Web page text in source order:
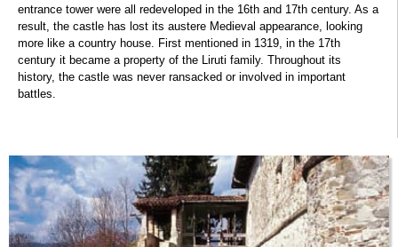
entrance tower were all redeveloped in the 16th and 17th century. As a
result, the castle has lost its austere Medieval appearance, looking
more like a country house. First mentioned in 1319, in the 17th
century it became a property of the Liruti family. Throughout its
history, the castle was never ransacked or involved in important
battles.